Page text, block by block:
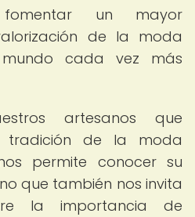
un mayor
de la moda
cada vez más
artesanos que
tradición de la moda
permite conocer su
que también nos invita
la importancia de